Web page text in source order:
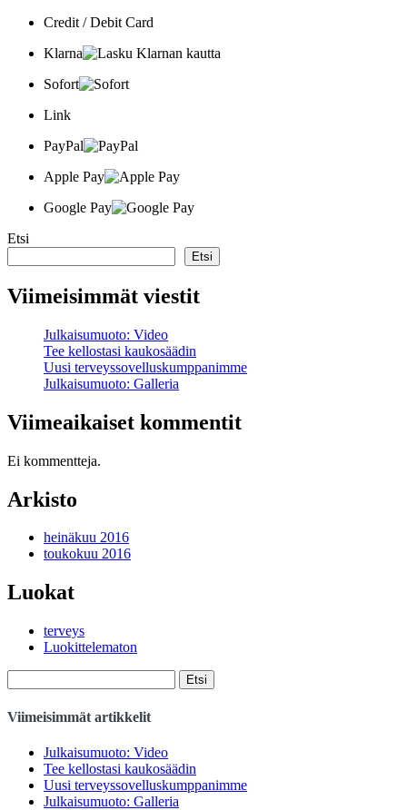
Credit / Debit Card
Klarna
Sofort
Link
PayPal
Apple Pay
Google Pay
Etsi
Etsi
Viimeisimmät viestit
Julkaisumuoto: Video
Tee kellostasi kaukosäädin
Uusi terveyssovelluskumppanimme
Julkaisumuoto: Galleria
Viimeaikaiset kommentit
Ei kommentteja.
Arkisto
heinäkuu 2016
toukokuu 2016
Luokat
terveys
Luokittelematon
Viimeisimmät artikkelit
Julkaisumuoto: Video
Tee kellostasi kaukosäädin
Uusi terveyssovelluskumppanimme
Julkaisumuoto: Galleria